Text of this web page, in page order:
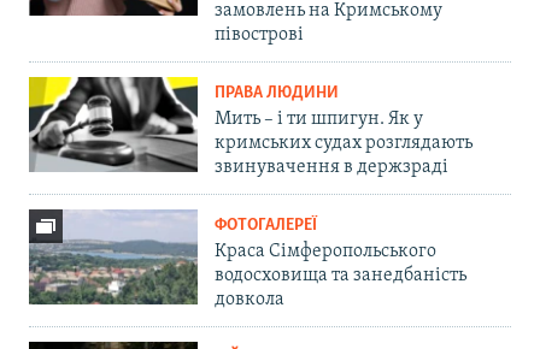
замовлень на Кримському
півострові
ПРАВА ЛЮДИНИ
Мить – і ти шпигун. Як у
кримських судах розглядають
звинувачення в держзраді
ФОТОГАЛЕРЕЇ
Краса Сімферопольського
водосховища та занедбаність
довкола